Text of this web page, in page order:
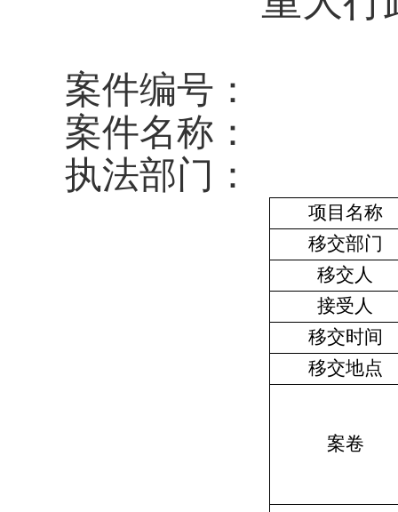
案件编号：
案件名称：
执法部门：
项目名称
移交部门
移交人
接受人
移交时间
移交地点
案卷